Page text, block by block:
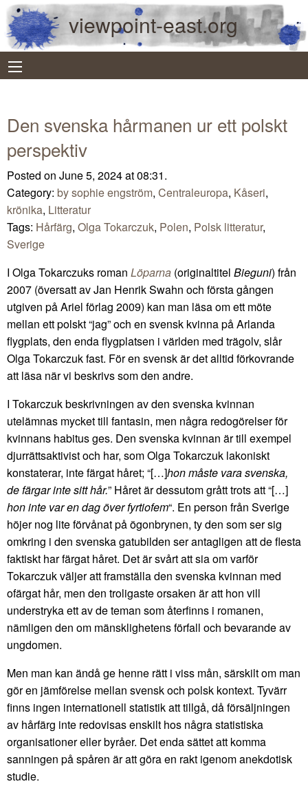
viewpoint-east.org
Den svenska hårmanen ur ett polskt
perspektiv
Posted on June 5, 2024 at 08:31.
Category: by sophie engström, Centraleuropa, Kåseri,
krönika, Litteratur
Tags: Hårfärg, Olga Tokarczuk, Polen, Polsk litteratur,
Sverige
I Olga Tokarczuks roman Löparna (originaltitel Bieguni) från
2007 (översatt av Jan Henrik Swahn och första gången
utgiven på Ariel förlag 2009) kan man läsa om ett möte
mellan ett polskt “jag” och en svensk kvinna på Arlanda
flygplats, den enda flygplatsen i världen med trägolv, slår
Olga Tokarczuk fast. För en svensk är det alltid förkovrande
att läsa när vi beskrivs som den andre.
I Tokarczuk beskrivningen av den svenska kvinnan
utelämnas mycket till fantasin, men några redogörelser för
kvinnans habitus ges. Den svenska kvinnan är till exempel
djurrättsaktivist och har, som Olga Tokarczuk lakoniskt
konstaterar, inte färgat håret; “[…]hon måste vara svenska,
de färgar inte sitt hår.” Håret är dessutom grått trots att “[…]
hon inte var en dag över fyrtiofem“. En person från Sverige
höjer nog lite förvånat på ögonbrynen, ty den som ser sig
omkring i den svenska gatubilden ser antagligen att de flesta
faktiskt har färgat håret. Det är svårt att sia om varför
Tokarczuk väljer att framställa den svenska kvinnan med
ofärgat hår, men den troligaste orsaken är att hon vill
understryka ett av de teman som återfinns i romanen,
nämligen den om mänsklighetens förfall och bevarande av
ungdomen.
Men man kan ändå ge henne rätt i viss mån, särskilt om man
gör en jämförelse mellan svensk och polsk kontext. Tyvärr
finns ingen internationell statistik att tillgå, då försäljningen
av hårfärg inte redovisas enskilt hos några statistiska
organisationer eller byråer. Det enda sättet att komma
sanningen på spåren är att göra en rakt igenom anekdotisk
studie.